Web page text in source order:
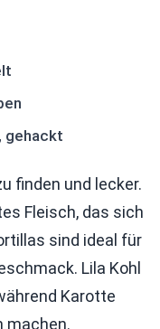
gehackt
finden und lecker.
Fleisch, das sich
sind ideal für
Lila Kohl
Karotte
machen.